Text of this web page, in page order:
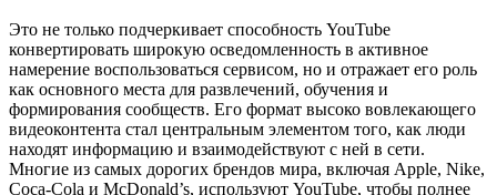
Это не только подчеркивает способность YouTube
конвертировать широкую осведомленность в активное
намерение воспользоваться сервисом, но и отражает его роль
как основного места для развлечений, обучения и
формирования сообществ. Его формат высоко вовлекающего
видеоконтента стал центральным элементом того, как люди
находят информацию и взаимодействуют с ней в сети.
Многие из самых дорогих брендов мира, включая Apple, Nike,
Coca-Cola и McDonald’s, используют YouTube, чтобы полнее